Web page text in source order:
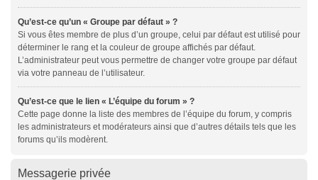
Qu’est-ce qu’un « Groupe par défaut » ?
Si vous êtes membre de plus d’un groupe, celui par défaut est utilisé pour
déterminer le rang et la couleur de groupe affichés par défaut.
L’administrateur peut vous permettre de changer votre groupe par défaut
via votre panneau de l’utilisateur.
Qu’est-ce que le lien « L’équipe du forum » ?
Cette page donne la liste des membres de l’équipe du forum, y compris
les administrateurs et modérateurs ainsi que d’autres détails tels que les
forums qu’ils modèrent.
Messagerie privée